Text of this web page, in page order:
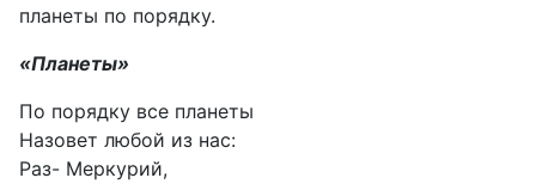
планеты по порядку.
«Планеты»
По порядку все планеты
Назовет любой из нас:
Раз- Меркурий,